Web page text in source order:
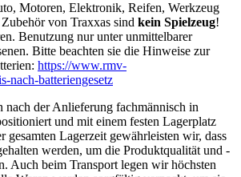
Motoren, Elektronik, Reifen, Werkzeug
von Traxxas sind kein Spielzeug!
Benutzung nur unter unmittelbarer
Bitte beachten sie die Hinweise zur
https://www.rmv-
nach-batteriengesetz
nach der Anlieferung fachmännisch in
und mit einem festen Lagerplatz
gesamten Lagerzeit gewährleisten wir, dass
werden, um die Produktqualität und -
Auch beim Transport legen wir höchsten